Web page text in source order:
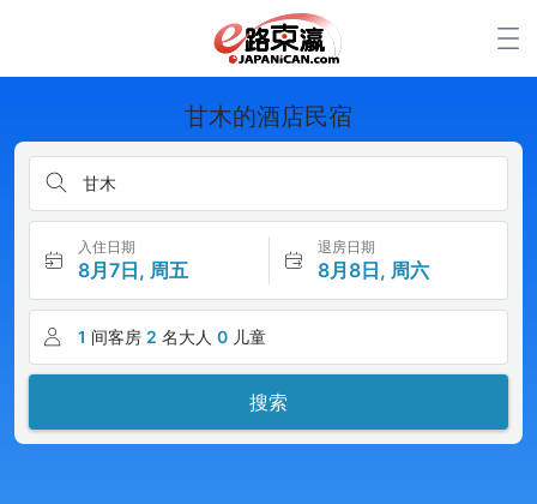
甘木的酒店民宿
甘木
入住日期
8月7日, 周五
退房日期
8月8日, 周六
1 间客房 2 名大人 0 儿童
搜索